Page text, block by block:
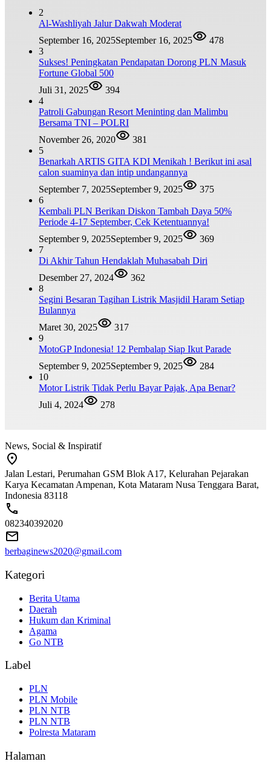
2
Al-Washliyah Jalur Dakwah Moderat
September 16, 2025September 16, 2025
478
3
Sukses! Peningkatan Pendapatan Dorong PLN Masuk
Fortune Global 500
Juli 31, 2025
394
4
Patroli Gabungan Resort Meninting dan Malimbu
Bersama TNI – POLRI
November 26, 2020
381
5
Benarkah ARTIS GITA KDI Menikah ! Berikut ini asal
calon suaminya dan intip undangannya
September 7, 2025September 9, 2025
375
6
Kembali PLN Berikan Diskon Tambah Daya 50%
Periode 4-17 September, Cek Ketentuannya!
September 9, 2025September 9, 2025
369
7
Di Akhir Tahun Hendaklah Muhasabah Diri
Desember 27, 2024
362
8
Segini Besaran Tagihan Listrik Masjidil Haram Setiap
Bulannya
Maret 30, 2025
317
9
MotoGP Indonesia! 12 Pembalap Siap Ikut Parade
September 9, 2025September 9, 2025
284
10
Motor Listrik Tidak Perlu Bayar Pajak, Apa Benar?
Juli 4, 2024
278
News, Social & Inspiratif
Jalan Lestari, Perumahan GSM Blok A17, Kelurahan Pejarakan
Karya Kecamatan Ampenan, Kota Mataram Nusa Tenggara Barat,
Indonesia 83118
082340392020
berbaginews2020@gmail.com
Kategori
Berita Utama
Daerah
Hukum dan Kriminal
Agama
Go NTB
Label
PLN
PLN Mobile
PLN NTB
PLN NTB
Polresta Mataram
Halaman